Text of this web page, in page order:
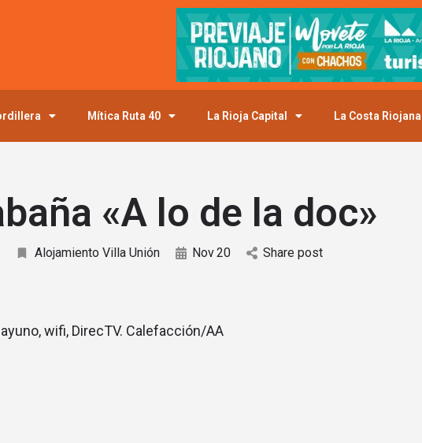
Mítica Ruta 40 La Rioja Capital La Costa Riojana
«A lo de la doc»
Alojamiento Villa Unión Nov20 Share post
wifi, DirecTV. Calefacción/AA